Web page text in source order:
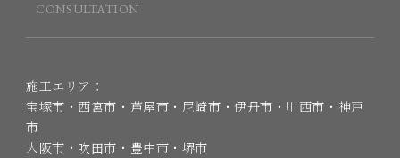
CONSULTATION
施工エリア：
宝塚市・西宮市・芦屋市・尼崎市・伊丹市・川西市・神戸
市
大阪市・吹田市・豊中市・堺市